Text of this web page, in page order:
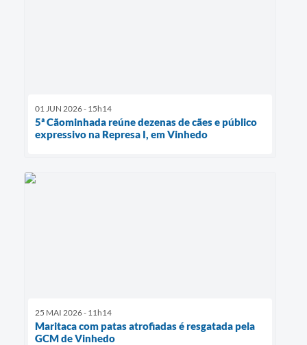
01 JUN 2026 - 15h14
5ª Cãominhada reúne dezenas de cães e público
expressivo na Represa I, em Vinhedo
25 MAI 2026 - 11h14
Maritaca com patas atrofiadas é resgatada pela
GCM de Vinhedo